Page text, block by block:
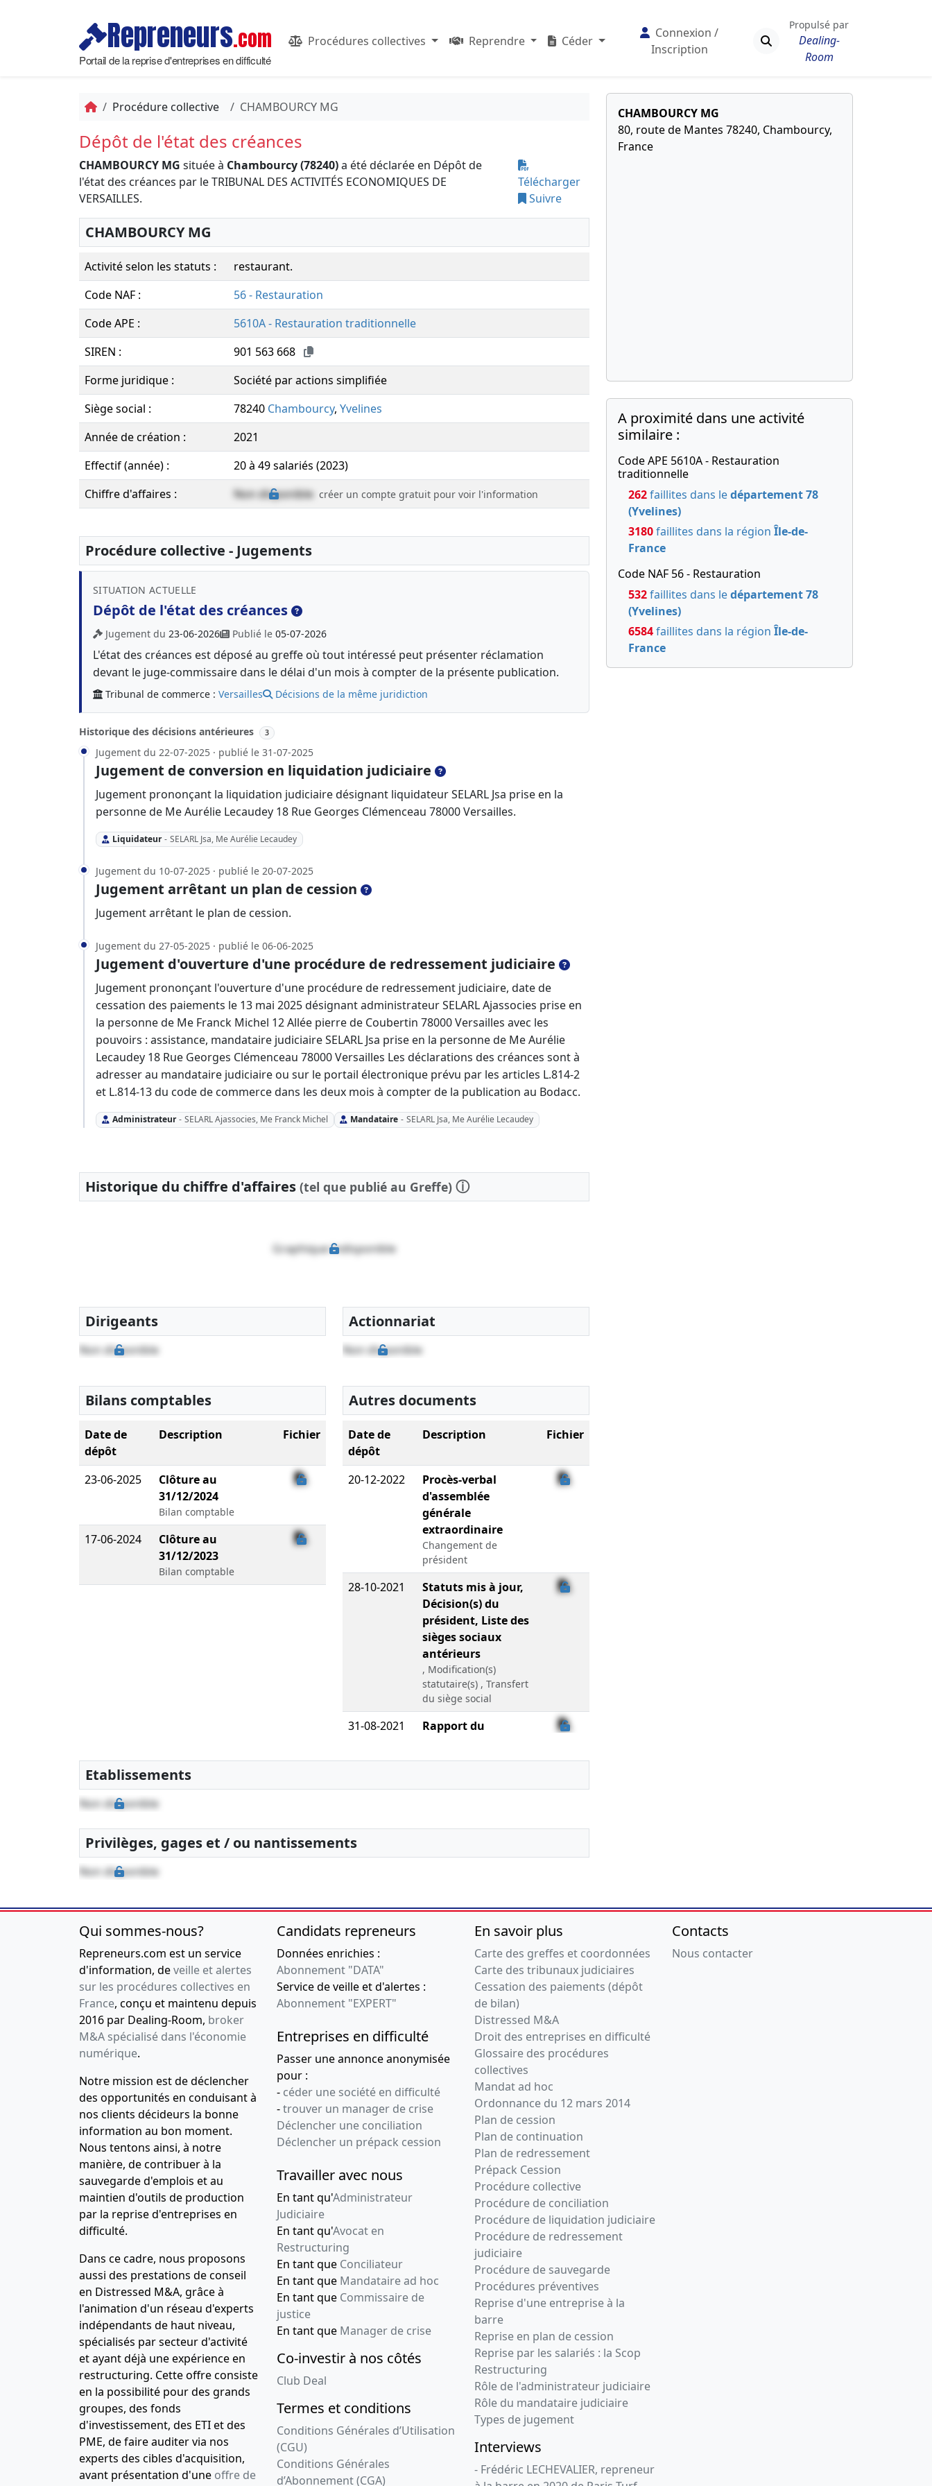
Repreneurs.com
Portail de la reprise d'entreprises en difficulté
Procédures collectives Reprendre Céder
Connexion /
Inscription
Propulsé par
Dealing-
Room
Procédure collective CHAMBOURCY MG
Dépôt de l'état des créances
CHAMBOURCY MG située à Chambourcy (78240)a été déclarée en Dépôt de
l'état des créances par le TRIBUNAL DES ACTIVITÉS ECONOMIQUES DE
VERSAILLES.
Télécharger
Suivre
CHAMBOURCY MG
Activité selon les statuts :
restaurant.
Code NAF :
56 - Restauration
Code APE :
5610A - Restauration traditionnelle
SIREN :
901 563 668
Forme juridique :
Société par actions simplifiée
Siège social :
78240 Chambourcy, Yvelines
Année de création :
2021
Effectif (année) :
20 à 49 salariés (2023)
Chiffre d'affaires :
Non disponible créer un compte gratuit pour voir l'information
Procédure collective - Jugements
SITUATION ACTUELLE
Dépôt de l'état des créances
Jugement du 23-06-2026 Publié le 05-07-2026
L'état des créances est déposé au greffe où tout intéressé peut présenter réclamation
devant le juge-commissaire dans le délai d'un mois à compter de la présente publication.
Tribunal de commerce : Versailles Décisions de la même juridiction
Historique des décisions antérieures 3
Jugement du 22-07-2025 · publié le 31-07-2025
Jugement de conversion en liquidation judiciaire
Jugement prononçant la liquidation judiciaire désignant liquidateur SELARL Jsa prise en la
personne de Me Aurélie Lecaudey 18 Rue Georges Clémenceau 78000 Versailles.
Liquidateur - SELARL Jsa, Me Aurélie Lecaudey
Jugement du 10-07-2025 · publié le 20-07-2025
Jugement arrêtant un plan de cession
Jugement arrêtant le plan de cession.
Jugement du 27-05-2025 · publié le 06-06-2025
Jugement d'ouverture d'une procédure de redressement judiciaire
Jugement prononçant l'ouverture d'une procédure de redressement judiciaire, date de
cessation des paiements le 13 mai 2025 désignant administrateur SELARL Ajassocies prise en
la personne de Me Franck Michel 12 Allée pierre de Coubertin 78000 Versailles avec les
pouvoirs : assistance, mandataire judiciaire SELARL Jsa prise en la personne de Me Aurélie
Lecaudey 18 Rue Georges Clémenceau 78000 Versailles Les déclarations des créances sont à
adresser au mandataire judiciaire ou sur le portail électronique prévu par les articles L.814-2
et L.814-13 du code de commerce dans les deux mois à compter de la publication au Bodacc.
Administrateur - SELARL Ajassocies, Me Franck Michel Mandataire - SELARL Jsa, Me Aurélie Lecaudey
Historique du chiffre d'affaires (tel que publié au Greffe) ⓘ
Graphique indisponible
Dirigeants
Non disponible
Actionnariat
Non disponible
Bilans comptables
Date de
dépôt
Description Fichier
23-06-2025
Clôture au
31/12/2024
Bilan comptable
17-06-2024
Clôture au
31/12/2023
Bilan comptable
Autres documents
Date de
dépôt
Description Fichier
20-12-2022
Procès-verbal
d'assemblée
générale
extraordinaire
Changement de
président
28-10-2021
Statuts mis à jour,
Décision(s) du
président, Liste des
sièges sociaux
antérieurs
, Modification(s)
statutaire(s) , Transfert
du siège social
31-08-2021
Rapport du
comptes,
associés
comptes,
20-07-2021
Statuts constitutifs,
souscripteurs,
Etablissements
Non disponible
Privilèges, gages et / ou nantissements
Non disponible
CHAMBOURCY MG
80, route de Mantes 78240, Chambourcy,
France
A proximité dans une activité
similaire :
Code APE 5610A - Restauration
traditionnelle
262faillites dans ledépartement 78
(Yvelines)
3180faillites dans la région Île-de-
France
Code NAF 56 - Restauration
532faillites dans ledépartement 78
(Yvelines)
6584faillites dans la région Île-de-
France
Qui sommes-nous?
Repreneurs.com est un service
d'information, deveille et alertes
sur les procédures collectives en
France, conçu et maintenu depuis
2016 par Dealing-Room, broker
M&A spécialisé dans l'économie
numérique.
Notre mission est de déclencher
des opportunités en conduisant à
nos clients décideurs la bonne
information au bon moment.
Nous tentons ainsi, à notre
manière, de contribuer à la
sauvegarde d'emplois et au
maintien d'outils de production
par la reprise d'entreprises en
difficulté.
Dans ce cadre, nous proposons
aussi des prestations de conseil
en Distressed M&A, grâce à
l'animation d'un réseau d'experts
indépendants de haut niveau,
spécialisés par secteur d'activité
et ayant déjà une expérience en
restructuring. Cette offre consiste
en la possibilité pour des grands
groupes, des fonds
d'investissement, des ETI et des
PME, de faire auditer via nos
experts des cibles d'acquisition,
avant présentation d'une offre de
Candidats repreneurs
Données enrichies :
Abonnement "DATA"
Service de veille et d'alertes :
Abonnement "EXPERT"
Entreprises en difficulté
Passer une annonce anonymisée
pour :
- céder une société en difficulté
-trouver un manager de crise
Déclencher une conciliation
Déclencher un prépack cession
Travailler avec nous
En tant qu'Administrateur
Judiciaire
En tant qu'Avocat en
Restructuring
En tant que Conciliateur
En tant que Mandataire ad hoc
En tant que Commissaire de
justice
En tant que Manager de crise
Co-investir à nos côtés
Club Deal
Termes et conditions
Conditions Générales d’Utilisation
(CGU)
Conditions Générales
d’Abonnement (CGA)
En savoir plus
Carte des greffes et coordonnées
Carte des tribunaux judiciaires
Cessation des paiements (dépôt
de bilan)
Distressed M&A
Droit des entreprises en difficulté
Glossaire des procédures
collectives
Mandat ad hoc
Ordonnance du 12 mars 2014
Plan de cession
Plan de continuation
Plan de redressement
Prépack Cession
Procédure collective
Procédure de conciliation
Procédure de liquidation judiciaire
Procédure de redressement
judiciaire
Procédure de sauvegarde
Procédures préventives
Reprise d'une entreprise à la
barre
Reprise en plan de cession
Reprise par les salariés : la Scop
Restructuring
Rôle de l'administrateur judiciaire
Rôle du mandataire judiciaire
Types de jugement
Interviews
- Frédéric LECHEVALIER, repreneur
Contacts
Nous contacter